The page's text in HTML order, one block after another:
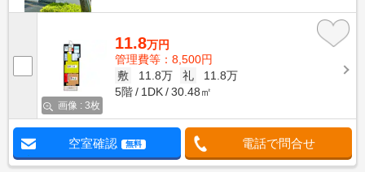
画像 : 3枚
11.8万円
管理費等：8,500円
敷
11.8万 礼
11.8万
5階
1DK 30.48㎡
空室確認 無料 電話で問合せ